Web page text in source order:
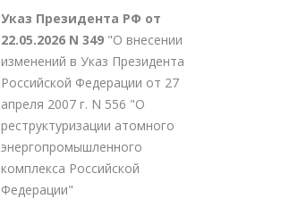
Указ Президента РФ от
22.05.2026 N 349 "О внесении
изменений в Указ Президента
Российской Федерации от 27
апреля 2007 г. N 556 "О
реструктуризации атомного
энергопромышленного
комплекса Российской
Федерации"